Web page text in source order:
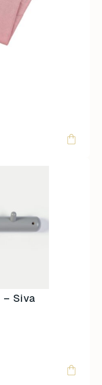
Siva